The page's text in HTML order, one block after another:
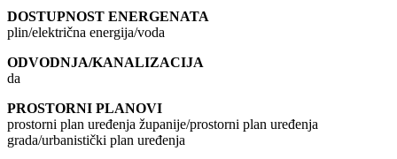
DOSTUPNOST ENERGENATA
plin/električna energija/voda
ODVODNJA/KANALIZACIJA
da
PROSTORNI PLANOVI
prostorni plan uređenja županije/prostorni plan uređenja
grada/urbanistički plan uređenja